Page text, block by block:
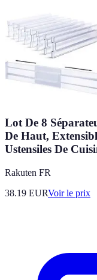
Lot De 8
De Haut,
Ustensiles De
Rakuten FR
38.19 EURVoir le prix